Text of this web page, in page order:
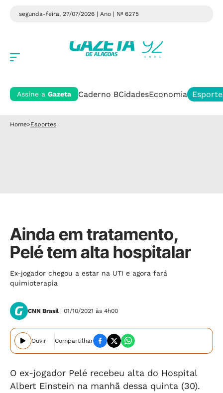
segunda-feira, 27/07/2026 | Ano | Nº 6275
Assine a Gazeta Caderno BCidadesEconomia
Home>Esportes
Ainda em tratamento,
Pelé tem alta hospitalar
Ex-jogador chegou a estar na UTI e agora fará
quimioterapia
CNN Brasil | 01/10/2021 às 4h00
Ouvir Compartilhar
O ex-jogador Pelé recebeu alta do Hospital
Albert Einstein na manhã dessa quinta (30).